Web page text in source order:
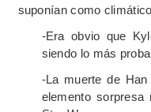
suponían como
-Era obvio que
siendo lo más
-La muerte de
elemento